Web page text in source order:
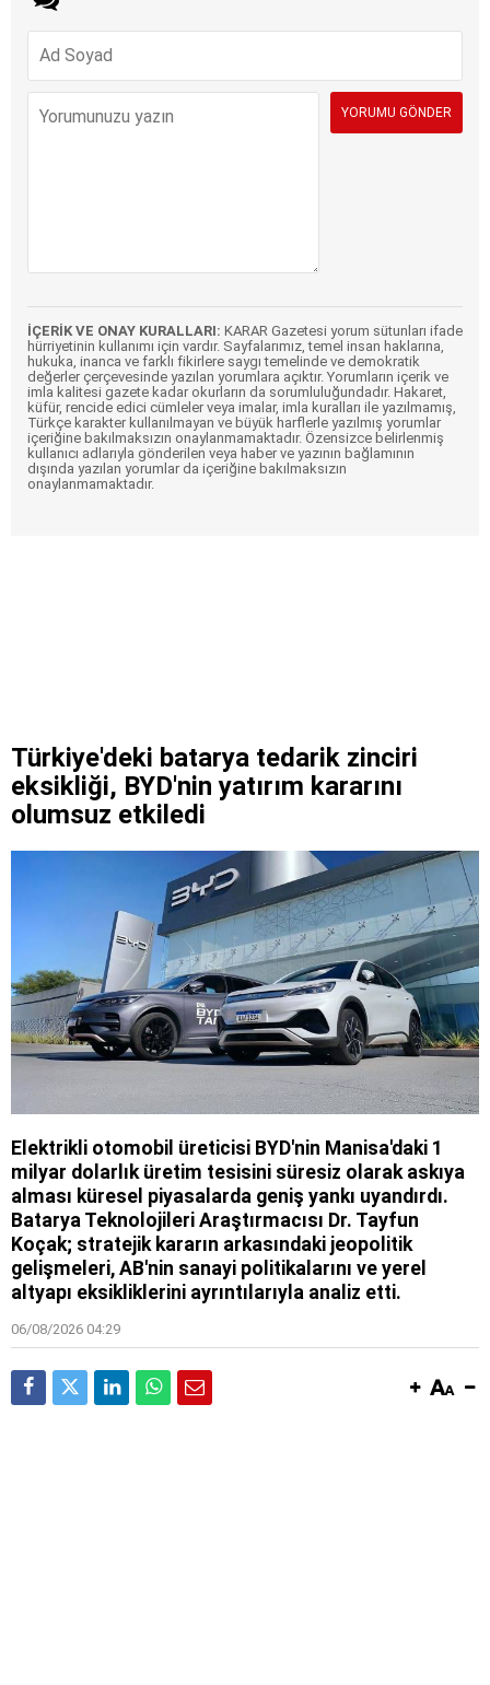
İÇERİK VE ONAY KURALLARI: KARAR Gazetesi yorum sütunları ifade
hürriyetinin kullanımı için vardır. Sayfalarımız, temel insan haklarına,
hukuka, inanca ve farklı fikirlere saygı temelinde ve demokratik
değerler çerçevesinde yazılan yorumlara açıktır. Yorumların içerik ve
imla kalitesi gazete kadar okurların da sorumluluğundadır. Hakaret,
küfür, rencide edici cümleler veya imalar, imla kuralları ile yazılmamış,
Türkçe karakter kullanılmayan ve büyük harflerle yazılmış yorumlar
içeriğine bakılmaksızın onaylanmamaktadır. Özensizce belirlenmiş
kullanıcı adlarıyla gönderilen veya haber ve yazının bağlamının
dışında yazılan yorumlar da içeriğine bakılmaksızın
onaylanmamaktadır.
Türkiye'deki batarya tedarik zinciri
eksikliği, BYD'nin yatırım kararını
olumsuz etkiledi
Elektrikli otomobil üreticisi BYD'nin Manisa'daki 1
milyar dolarlık üretim tesisini süresiz olarak askıya
alması küresel piyasalarda geniş yankı uyandırdı.
Batarya Teknolojileri Araştırmacısı Dr. Tayfun
Koçak; stratejik kararın arkasındaki jeopolitik
gelişmeleri, AB'nin sanayi politikalarını ve yerel
altyapı eksikliklerini ayrıntılarıyla analiz etti.
06/08/2026 04:29